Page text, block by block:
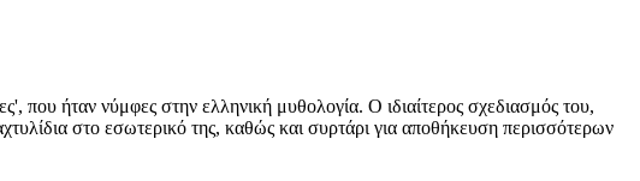
που ήταν νύμφες στην ελληνική μυθολογία. Ο ιδιαίτερος σχεδιασμός του,
στο εσωτερικό της, καθώς και συρτάρι για αποθήκευση περισσότερων